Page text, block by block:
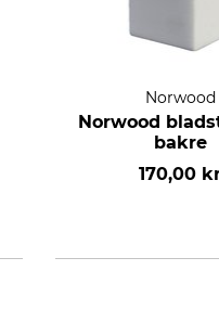
Norwood
Norwood
bakre
170,00